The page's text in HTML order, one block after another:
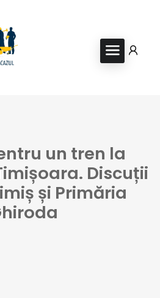
un tren la
Discuții
și Primăria